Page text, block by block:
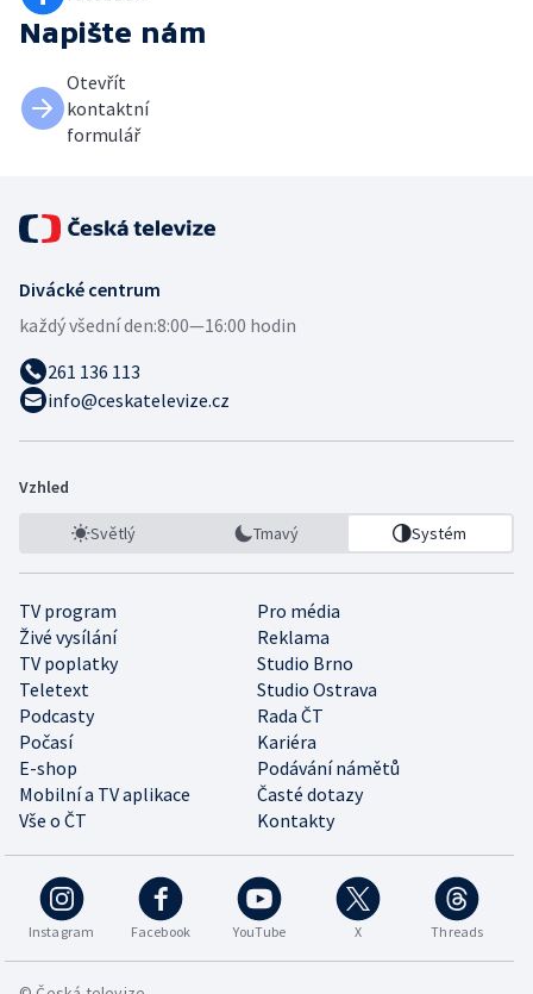
Napište nám
Otevřít
kontaktní
formulář
Divácké centrum
každý všední den:8:00—16:00 hodin
261 136 113
info@ceskatelevize.cz
Vzhled
Světlý Tmavý Systém
TV program
Pro média
Živé vysílání
Reklama
TV poplatky
Studio Brno
Teletext
Studio Ostrava
Podcasty
Rada ČT
Počasí
Kariéra
E-shop
Podávání námětů
Mobilní a TV aplikace
Časté dotazy
Vše o ČT
Kontakty
Instagram Facebook YouTube X Threads